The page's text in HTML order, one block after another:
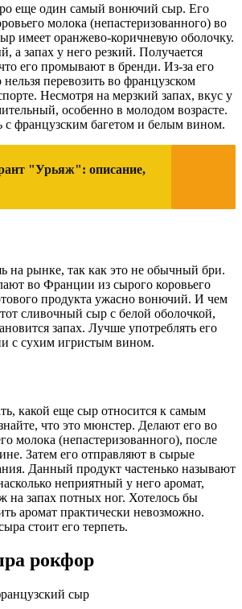
еще один самый вонючий сыр. Его
молока (непастеризованного) во
имеет оранжево-коричневую оболочку.
а запах у него резкий. Получается
его промывают в бренди. Из-за его
перевозить во французском
Несмотря на мерзкий запах, вкус у
особенно в молодом возрасте.
французским багетом и белым вином.
"Урьяж": описание,
на рынке, так как это не обычный бри.
во Франции из сырого коровьего
продукта ужасно вонючий. И чем
сливочный сыр с белой оболочкой,
запах. Лучше употреблять его
с сухим игристым вином.
какой еще сыр относится к самым
что это мюнстер. Делают его во
молока (непастеризованного), после
Затем его отправляют в сырые
Данный продукт частенько называют
неприятный у него аромат,
на запах потных ног. Хотелось бы
аромат практически невозможно.
стоит его терпеть.
рокфор